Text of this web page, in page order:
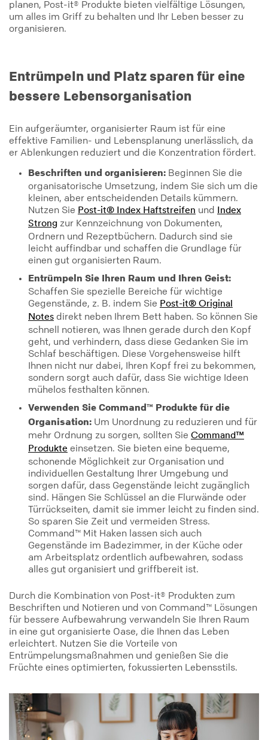
planen, Post-it® Produkte bieten vielfältige Lösungen,
um alles im Griff zu behalten und Ihr Leben besser zu
organisieren.
Entrümpeln und Platz sparen für eine
bessere Lebensorganisation
Ein aufgeräumter, organisierter Raum ist für eine
effektive Familien- und Lebensplanung unerlässlich, da
er Ablenkungen reduziert und die Konzentration fördert.
Beschriften und organisieren: Beginnen Sie die
organisatorische Umsetzung, indem Sie sich um die
kleinen, aber entscheidenden Details kümmern.
Nutzen Sie Post-it® Index Haftstreifen und
Index
Strong zur Kennzeichnung von Dokumenten,
Ordnern und Rezeptbüchern. Dadurch sind sie
leicht auffindbar und schaffen die Grundlage für
einen gut organisierten Raum.
Entrümpeln Sie Ihren Raum und Ihren Geist:
Schaffen Sie spezielle Bereiche für wichtige
Gegenstände, z. B. indem Sie Post-it® Original
Notes direkt neben Ihrem Bett haben. So können Sie
schnell notieren, was Ihnen gerade durch den Kopf
geht, und verhindern, dass diese Gedanken Sie im
Schlaf beschäftigen. Diese Vorgehensweise hilft
Ihnen nicht nur dabei, Ihren Kopf frei zu bekommen,
sondern sorgt auch dafür, dass Sie wichtige Ideen
mühelos festhalten können.
Verwenden Sie Command™ Produkte für die
Organisation: Um Unordnung zu reduzieren und für
mehr Ordnung zu sorgen, sollten Sie Command™
Produkte einsetzen. Sie bieten eine bequeme,
schonende Möglichkeit zur Organisation und
individuellen Gestaltung Ihrer Umgebung und
sorgen dafür, dass Gegenstände leicht zugänglich
sind. Hängen Sie Schlüssel an die Flurwände oder
Türrückseiten, damit sie immer leicht zu finden sind.
So sparen Sie Zeit und vermeiden Stress.
Command™ Mit Haken lassen sich auch
Gegenstände im Badezimmer, in der Küche oder
am Arbeitsplatz ordentlich aufbewahren, sodass
alles gut organisiert und griffbereit ist.
Durch die Kombination von Post-it® Produkten zum
Beschriften und Notieren und von Command™ Lösungen
für bessere Aufbewahrung verwandeln Sie Ihren Raum
in eine gut organisierte Oase, die Ihnen das Leben
erleichtert. Nutzen Sie die Vorteile von
Entrümpelungsmaßnahmen und genießen Sie die
Früchte eines optimierten, fokussierten Lebensstils.